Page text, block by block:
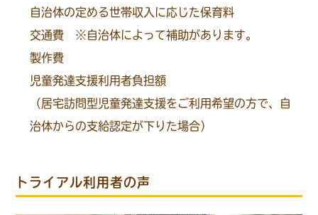
自治体の定める世帯収入に応じた保育料
交通費 ※自治体によって補助があります。
製作費
児童発達支援利用者負担額
（居宅訪問型児童発達支援をご利用希望の方で、自
治体からの支給認定が下りた場合）
トライアル利用者の声